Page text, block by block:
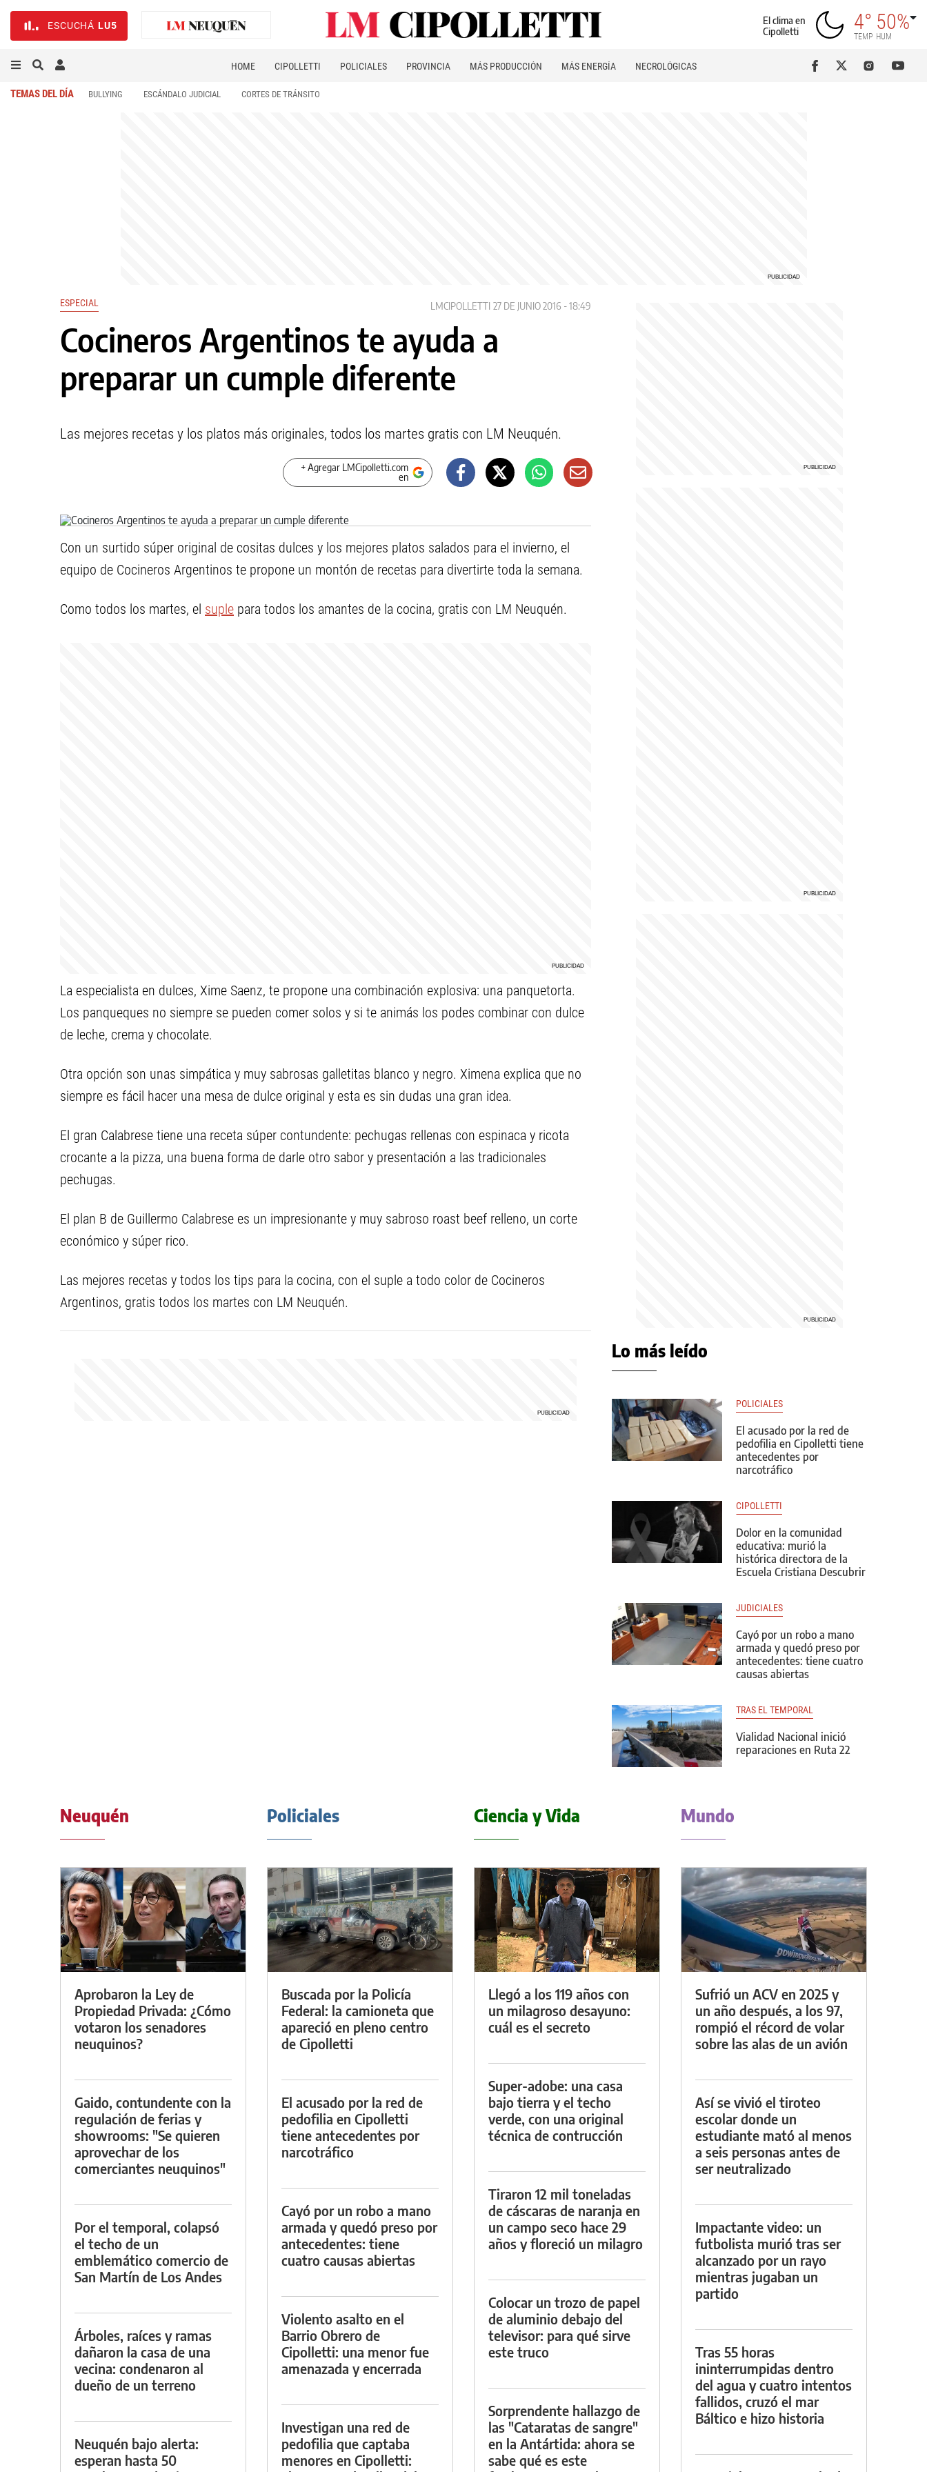
ESCUCHÁ LU5
El clima en
Cipolletti
4°
TEMP
50%
HUM
HOME CIPOLLETTI POLICIALES PROVINCIA MÁS PRODUCCIÓN MÁS ENERGÍA NECROLÓGICAS
TEMAS DEL DÍA BULLYING ESCÁNDALO JUDICIAL CORTES DE TRÁNSITO
ESPECIAL LMCIPOLLETTI 27 DE JUNIO 2016 - 18:49
Cocineros Argentinos te ayuda a
preparar un cumple diferente
Las mejores recetas y los platos más originales, todos los martes gratis con LM Neuquén.
+ Agregar LMCipolletti.com
en
Con un surtido súper original de cositas dulces y los mejores platos salados para el invierno, el
equipo de Cocineros Argentinos te propone un montón de recetas para divertirte toda la semana.
Como todos los martes, el suple para todos los amantes de la cocina, gratis con LM Neuquén.
La especialista en dulces, Xime Saenz, te propone una combinación explosiva: una panquetorta.
Los panqueques no siempre se pueden comer solos y si te animás los podes combinar con dulce
de leche, crema y chocolate.
Otra opción son unas simpática y muy sabrosas galletitas blanco y negro. Ximena explica que no
siempre es fácil hacer una mesa de dulce original y esta es sin dudas una gran idea.
El gran Calabrese tiene una receta súper contundente: pechugas rellenas con espinaca y ricota
crocante a la pizza, una buena forma de darle otro sabor y presentación a las tradicionales
pechugas.
El plan B de Guillermo Calabrese es un impresionante y muy sabroso roast beef relleno, un corte
económico y súper rico.
Las mejores recetas y todos los tips para la cocina, con el suple a todo color de Cocineros
Argentinos, gratis todos los martes con LM Neuquén.
Lo más leído
POLICIALES
El acusado por la red de
pedofilia en Cipolletti tiene
antecedentes por
narcotráfico
CIPOLLETTI
Dolor en la comunidad
educativa: murió la
histórica directora de la
Escuela Cristiana Descubrir
JUDICIALES
Cayó por un robo a mano
armada y quedó preso por
antecedentes: tiene cuatro
causas abiertas
TRAS EL TEMPORAL
Vialidad Nacional inició
reparaciones en Ruta 22
Neuquén
Aprobaron la Ley de
Propiedad Privada: ¿Cómo
votaron los senadores
neuquinos?
Gaido, contundente con la
regulación de ferias y
showrooms: "Se quieren
aprovechar de los
comerciantes neuquinos"
Por el temporal, colapsó
el techo de un
emblemático comercio de
San Martín de Los Andes
Árboles, raíces y ramas
dañaron la casa de una
vecina: condenaron al
dueño de un terreno
Neuquén bajo alerta:
esperan hasta 50
Policiales
Buscada por la Policía
Federal: la camioneta que
apareció en pleno centro
de Cipolletti
El acusado por la red de
pedofilia en Cipolletti
tiene antecedentes por
narcotráfico
Cayó por un robo a mano
armada y quedó preso por
antecedentes: tiene
cuatro causas abiertas
Violento asalto en el
Barrio Obrero de
Cipolletti: una menor fue
amenazada y encerrada
Investigan una red de
pedofilia que captaba
menores en Cipolletti:
Ciencia y Vida
Llegó a los 119 años con
un milagroso desayuno:
cuál es el secreto
Super-adobe: una casa
bajo tierra y el techo
verde, con una original
técnica de contrucción
Tiraron 12 mil toneladas
de cáscaras de naranja en
un campo seco hace 29
años y floreció un milagro
Colocar un trozo de papel
de aluminio debajo del
televisor: para qué sirve
este truco
Sorprendente hallazgo de
las "Cataratas de sangre"
en la Antártida: ahora se
sabe qué es este
Mundo
Sufrió un ACV en 2025 y
un año después, a los 97,
rompió el récord de volar
sobre las alas de un avión
Así se vivió el tiroteo
escolar donde un
estudiante mató al menos
a seis personas antes de
ser neutralizado
Impactante video: un
futbolista murió tras ser
alcanzado por un rayo
mientras jugaban un
partido
Tras 55 horas
ininterrumpidas dentro
del agua y cuatro intentos
fallidos, cruzó el mar
Báltico e hizo historia